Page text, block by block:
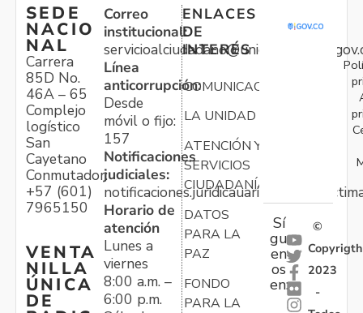
SEDE
NACIO
NAL
Carrera
85D No.
46A – 65
Complejo
logístico
San
Cayetano
Conmutador:
+57 (601)
7965150
VENTA
NILLA
ÚNICA
DE
Correo
institucional:
Línea
anticorrupción:
Desde
móvil o fijo:
157
Notificaciones
judiciales:
Horario de
atención
Lunes a
viernes
8:00 a.m. –
6:00 p.m.
ENLACES
DE
INTERÉS
COMUNICACIONES
LA UNIDAD
ATENCIÓN Y
SERVICIOS
CIUDADANÍA
DATOS
PARA LA
PAZ
FONDO
PARA LA
Sí
gu
en
os
en:
©
Copyrigth
2023
-